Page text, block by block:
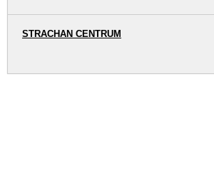
STRACHAN CENTRUM